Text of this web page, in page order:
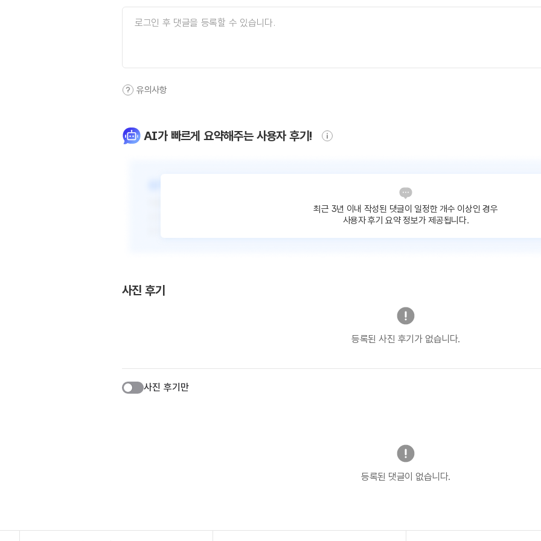
유의사항
AI가 빠르게 요약해주는 사용자 후기!
최근 3년 이내 작성된 댓글이 일정한 개수 이상인 경우
사용자 후기 요약 정보가 제공됩니다.
사진 후기
등록된 사진 후기가 없습니다.
사진 후기만
등록된 댓글이 없습니다.